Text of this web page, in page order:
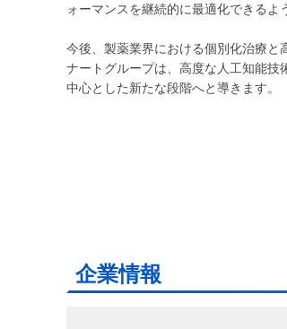
ォーマンスを継続的に最適化できるよ
今後、製薬業界における個別化治療
ナートグループは、高度な人工知能技
中心とした新たな段階へと導きます。
企業情報